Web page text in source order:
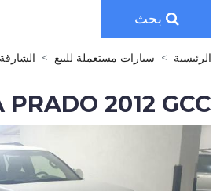
بحث
الرئيسية سيارات مستعملة للبيع الشارقة
PRADO 2012 GCC